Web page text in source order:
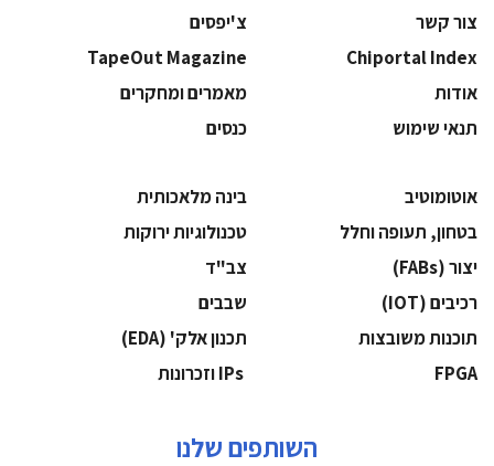
צור קשר
צ'יפסים
Chiportal Index
TapeOut Magazine
אודות
מאמרים ומחקרים
תנאי שימוש
כנסים
אוטומוטיב
בינה מלאכותית
בטחון, תעופה וחלל
‫טכנולוגיות ירוקות‬
‫יצור (‪(FABs‬‬
‫צב"ד‬
‫רכיבים‬ (IOT)
‫שבבים‬
‫תוכנות משובצות‬
‫תכנון אלק' (‪(EDA‬‬
‫‪FPGA‬‬
השותפים שלנו